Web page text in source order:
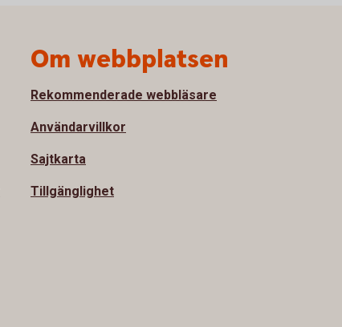
Om webbplatsen
Rekommenderade webbläsare
Användarvillkor
Sajtkarta
Tillgänglighet